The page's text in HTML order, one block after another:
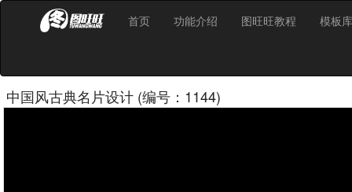
首页 功能介绍 图旺旺教程 模板库
中国风古典名片设计 (编号：1144)